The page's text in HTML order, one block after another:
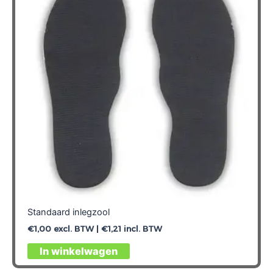
Standaard inlegzool
€1,00excl. BTW | €1,21 incl. BTW
In winkelwagen
Dit
product